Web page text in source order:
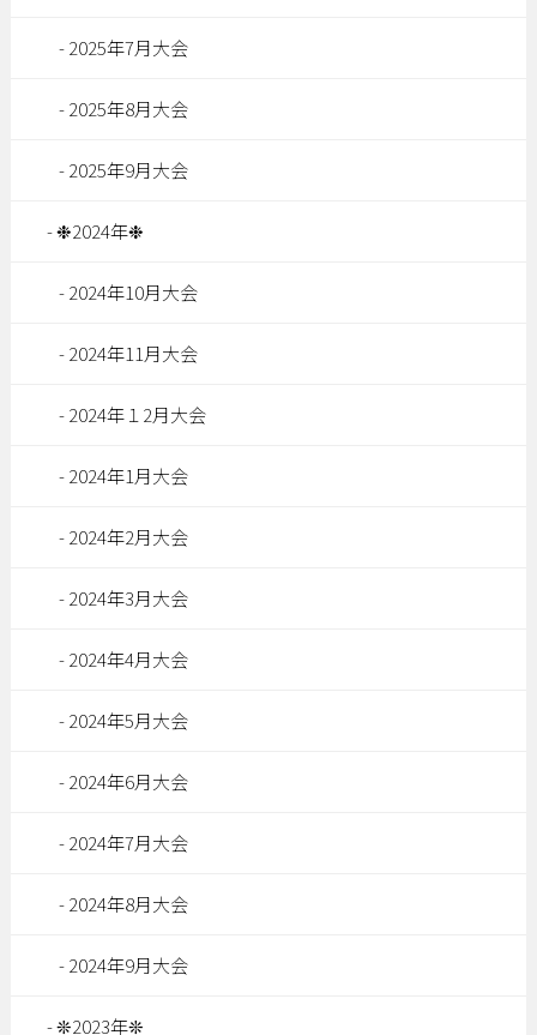
2025年7月大会
2025年8月大会
2025年9月大会
❉2024年❉
2024年10月大会
2024年11月大会
2024年１2月大会
2024年1月大会
2024年2月大会
2024年3月大会
2024年4月大会
2024年5月大会
2024年6月大会
2024年7月大会
2024年8月大会
2024年9月大会
❊2023年❊